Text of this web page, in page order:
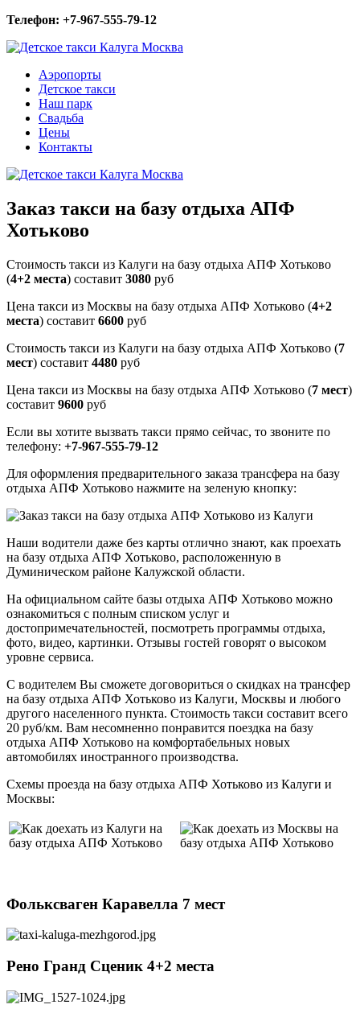
Телефон: +7-967-555-79-12
Аэропорты
Детское такси
Наш парк
Свадьба
Цены
Контакты
Заказ такси на базу отдыха АПФ
Хотьково
Стоимость такси из Калуги на базу отдыха АПФ Хотьково
(4+2 места) составит 3080 руб
Цена такси из Москвы на базу отдыха АПФ Хотьково (4+2
места) составит 6600 руб
Стоимость такси из Калуги на базу отдыха АПФ Хотьково (7
мест) составит 4480 руб
Цена такси из Москвы на базу отдыха АПФ Хотьково (7 мест)
составит 9600 руб
Если вы хотите вызвать такси прямо сейчас, то звоните по
телефону: +7-967-555-79-12
Для оформления предварительного заказа трансфера на базу
отдыха АПФ Хотьково нажмите на зеленую кнопку:
Наши водители даже без карты отлично знают, как проехать
на базу отдыха АПФ Хотьково, расположенную в
Думиническом районе Калужской области.
На официальном сайте базы отдыха АПФ Хотьково можно
ознакомиться с полным списком услуг и
достопримечательностей, посмотреть программы отдыха,
фото, видео, картинки. Отзывы гостей говорят о высоком
уровне сервиса.
С водителем Вы сможете договориться о скидках на трансфер
на базу отдыха АПФ Хотьково из Калуги, Москвы и любого
другого населенного пункта. Стоимость такси составит всего
20 руб/км. Вам несомненно понравится поездка на базу
отдыха АПФ Хотьково на комфортабельных новых
автомобилях иностранного производства.
Схемы проезда на базу отдыха АПФ Хотьково из Калуги и
Москвы:
Фольксваген Каравелла 7 мест
Рено Гранд Сценик 4+2 места